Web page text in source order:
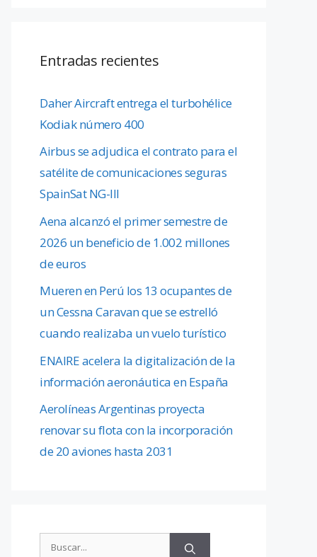
Entradas recientes
Daher Aircraft entrega el turbohélice
Kodiak número 400
Airbus se adjudica el contrato para el
satélite de comunicaciones seguras
SpainSat NG-III
Aena alcanzó el primer semestre de
2026 un beneficio de 1.002 millones
de euros
Mueren en Perú los 13 ocupantes de
un Cessna Caravan que se estrelló
cuando realizaba un vuelo turístico
ENAIRE acelera la digitalización de la
información aeronáutica en España
Aerolíneas Argentinas proyecta
renovar su flota con la incorporación
de 20 aviones hasta 2031